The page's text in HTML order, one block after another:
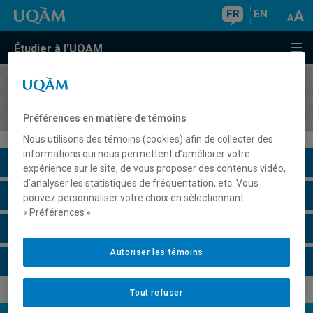
FR EN
Étudier à l'UQAM
COURS//
Description du cours
Horaire - Été 2026
Préférences en matière de témoins
Nous utilisons des témoins (cookies) afin de collecter des
informations qui nous permettent d’améliorer votre
expérience sur le site, de vous proposer des contenus vidéo,
d’analyser les statistiques de fréquentation, etc. Vous
pouvez personnaliser votre choix en sélectionnant
« Préférences ».
Tout refuser
Autoriser les témoins